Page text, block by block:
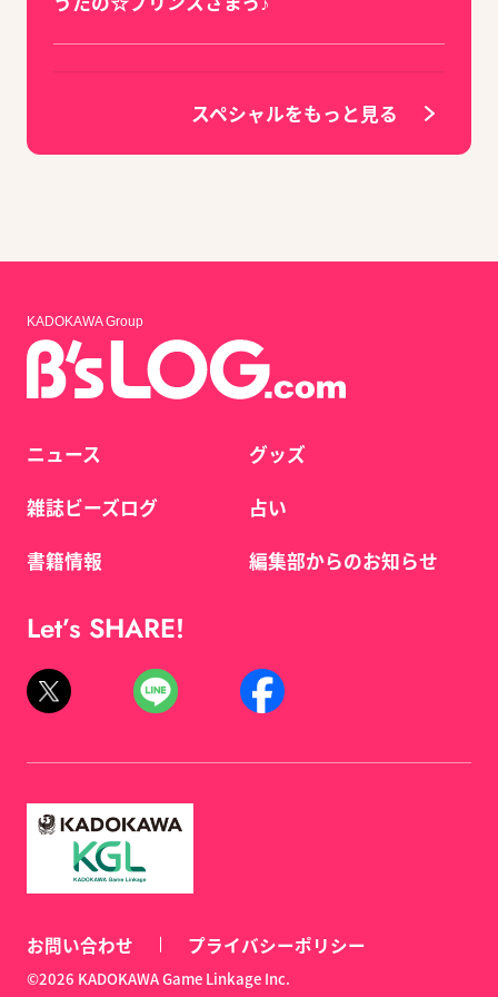
スペシャルをもっと見る
KADOKAWA Group
ニュース
雑誌ビーズログ
書籍情報
グッズ
占い
編集部からのお知らせ
Let’s SHARE!
お問い合わせ プライバシーポリシー
©2026 KADOKAWA Game Linkage Inc.